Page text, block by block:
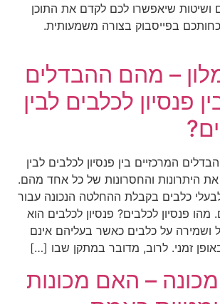
ושיטות שיאפשרו לכם לקדם את התוכן
בפייסבוק בצורה משמעותית.
מלון – מהם ההבדלים
פנסיון לכלבים לבין
המרכזיים בין פנסיון לכלבים לבין
את היתרונות והחסרונות של כל אחד מהם.
כלבים בקבלת ההחלטה הנכונה עבור
פנסיון לכלבים? פנסיון לכלבים הוא
ושמירה על כלבים כאשר בעליהם אינם
זמני. לרוב, מדובר במתקן שבו […]
– האם מכונות